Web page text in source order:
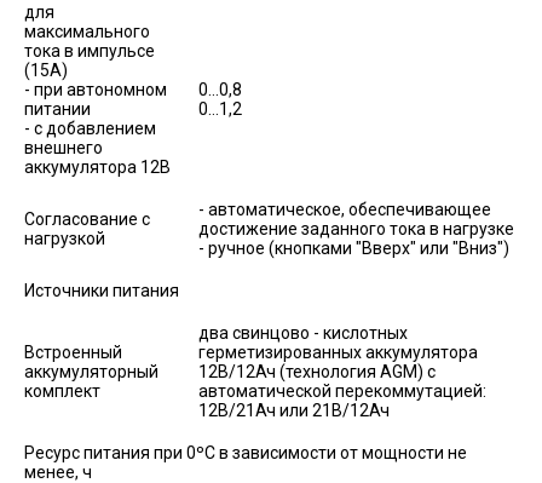
для
максимального
тока в импульсе
(15А)
- при автономном
питании
- с добавлением
внешнего
аккумулятора 12В
0…0,8
0…1,2
Согласование с
нагрузкой
- автоматическое, обеспечивающее
достижение заданного тока в нагрузке
- ручное (кнопками "Вверх" или "Вниз")
Источники питания
Встроенный
аккумуляторный
комплект
два свинцово - кислотных
герметизированных аккумулятора
12В/12Ач (технология AGM) с
автоматической перекоммутацией:
12В/21Ач или 21В/12Ач
Ресурс питания при 0ºС в зависимости от мощности не
менее, ч